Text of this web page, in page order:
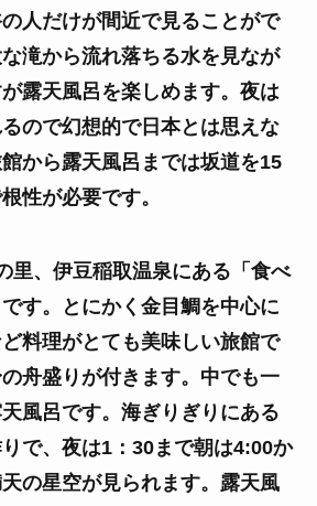
人だけが間近で見ることがで
滝から流れ落ちる水を見なが
露天風呂を楽しめます。夜は
ので幻想的で日本とは思えな
から露天風呂までは坂道を15
性が必要です。
里、伊豆稲取温泉にある「食べ
す。とにかく金目鯛を中心に
料理がとても美味しい旅館で
舟盛りが付きます。中でも一
風呂です。海ぎりぎりにある
で、夜は1：30まで朝は4:00か
の星空が見られます。露天風